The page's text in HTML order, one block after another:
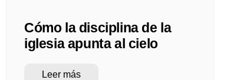
Cómo la disciplina de la
iglesia apunta al cielo
Leer más